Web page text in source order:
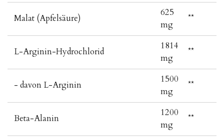
Malat (Apfelsäure)
625
mg
**
L-Arginin-Hydrochlorid
1814
mg
**
- davon L-Arginin
1500
mg
**
Beta-Alanin
1200
mg
**